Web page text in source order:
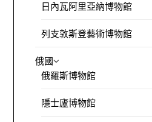
日內瓦阿里亞納博物館
列支敦斯登藝術博物館
俄國
俄羅斯博物館
隱士廬博物館